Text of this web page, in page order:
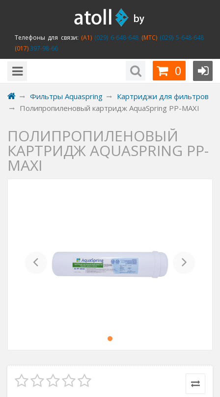
Телефоны для связи: (A1)(029) 6-648-648 (MTC)(029) 5-648-648
(017)397-98-66
0
Фильтры Aquaspring
Картриджи для фильтров
Полипропиленовый картридж AquaSpring PP-MAXI
ПОЛИПРОПИЛЕНОВЫЙ
КАРТРИДЖ AQUASPRING PP-
MAXI